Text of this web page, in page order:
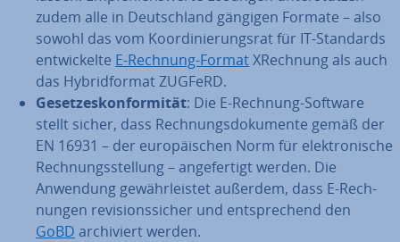
zudem alle in Deutsch­land gängigen Formate – also
sowohl das vom Ko­or­di­nie­rungs­rat für IT-Standards
ent­wi­ckel­te E-Rechnung-FormatXRechnung als auch
das Hy­brid­for­mat ZUGFeRD.
Ge­set­zes­kon­for­mi­tät: Die E-Rechnung-Software
stellt sicher, dass Rech­nungs­do­ku­men­te gemäß der
EN 16931 – der eu­ro­päi­schen Norm für elek­tro­ni­sche
Rech­nungs­stel­lung – an­ge­fer­tigt werden. Die
Anwendung ge­währ­leis­tet außerdem, dass E-Rech­
nun­gen re­vi­si­ons­si­cher und ent­spre­chend den
GoBD ar­chi­viert werden.